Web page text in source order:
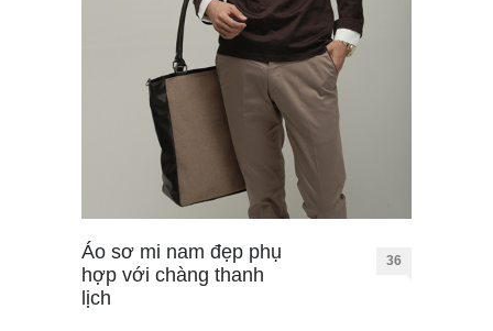
Áo sơ mi nam đẹp phụ
hợp với chàng thanh
lịch
36